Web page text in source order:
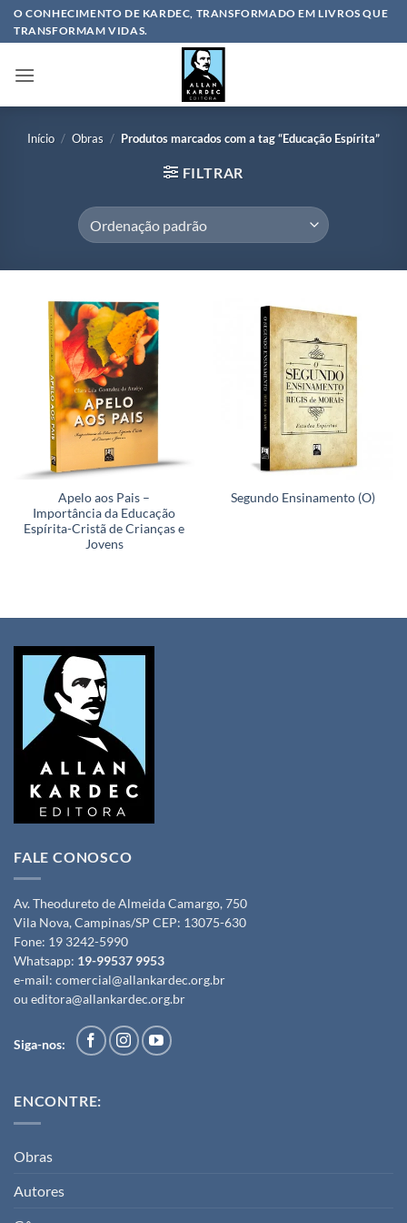
SkipO CONHECIMENTO DE KARDEC, TRANSFORMADO EM LIVROS QUE
TRANSFORMAM VIDAS.
Início / Obras / Produtos marcados com a tag “Educação Espírita”
FILTRAR
Apelo aos Pais –
Importância da Educação
Espírita-Cristã de Crianças e
Jovens
Segundo Ensinamento (O)
FALE CONOSCO
Av. Theodureto de Almeida Camargo, 750
Vila Nova, Campinas/SP CEP: 13075-630
Fone: 19 3242-5990
Whatsapp: 19-99537 9953
e-mail: comercial@allankardec.org.br
ou editora@allankardec.org.br
Siga-nos:
ENCONTRE:
Obras
Autores